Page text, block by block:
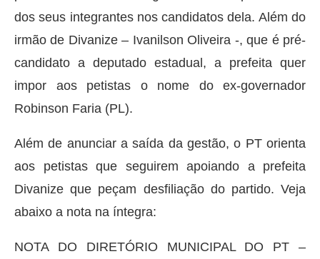
dos seus integrantes nos candidatos dela. Além do
irmão de Divanize – Ivanilson Oliveira -, que é pré-
candidato a deputado estadual, a prefeita quer
impor aos petistas o nome do ex-governador
Robinson Faria (PL).
Além de anunciar a saída da gestão, o PT orienta
aos petistas que seguirem apoiando a prefeita
Divanize que peçam desfiliação do partido. Veja
abaixo a nota na íntegra:
NOTA DO DIRETÓRIO MUNICIPAL DO PT –